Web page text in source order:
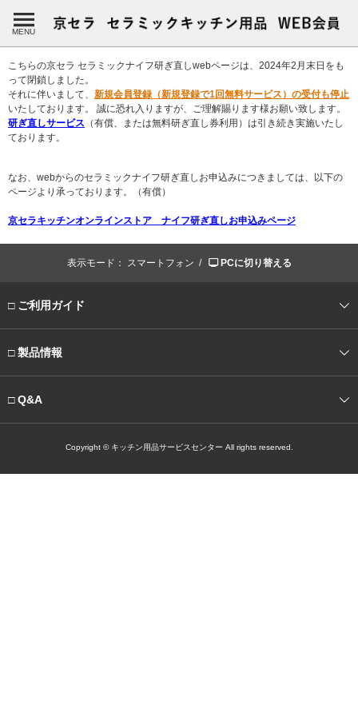
MENU
こちらの京セラ セラミックナイフ研ぎ直しwebページは、2024年2月末日をも
って閉鎖しました。
それに伴いまして、 新規会員登録（新規登録で1回無料サービス）の受付も停止
いたしております。 誠に恐れ入りますが、ご理解賜ります様お願い致します。
研ぎ直しサービス （有償、または無料研ぎ直し券利用）は引き続き実施いたし
ております。
なお、webからのセラミックナイフ研ぎ直しお申込みにつきましては、以下の
ページより承っております。（有償）
京セラキッチンオンラインストア ナイフ研ぎ直しお申込みページ
表示モード： スマートフォン / PCに切り替える
□ ご利用ガイド
□ 製品情報
□ Q&A
Copyright © キッチン用品サービスセンター All rights reserved.